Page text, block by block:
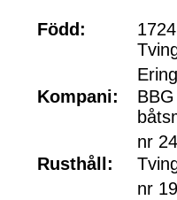
Född:
Kompani:
nr
Rusthåll:
nr 19